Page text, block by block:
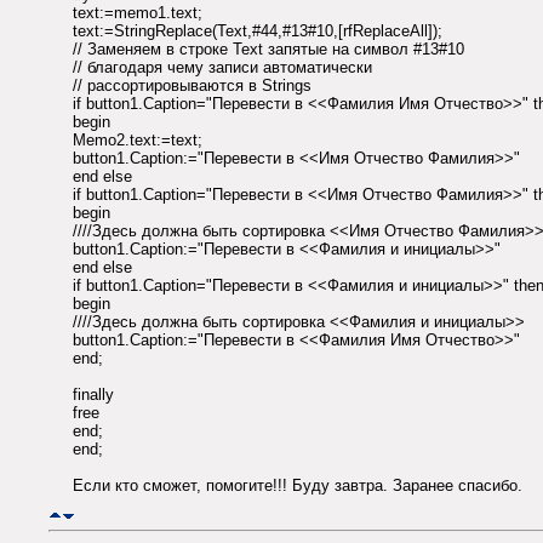
text:=memo1.text;
text:=StringReplace(Text,#44,#13#10,[rfReplaceAll]);
// Заменяем в строке Text запятые на символ #13#10
// благодаря чему записи автоматически
// рассортировываются в Strings
if button1.Caption="Перевести в <<Фамилия Имя Отчество>>"
begin
Memo2.text:=text;
button1.Caption:="Перевести в <<Имя Отчество Фамилия>>"
end else
if button1.Caption="Перевести в <<Имя Отчество Фамилия>>"
begin
////Здесь должна быть сортировка <<Имя Отчество Фамилия>>
button1.Caption:="Перевести в <<Фамилия и инициалы>>"
end else
if button1.Caption="Перевести в <<Фамилия и инициалы>>" then
begin
////Здесь должна быть сортировка <<Фамилия и инициалы>>
button1.Caption:="Перевести в <<Фамилия Имя Отчество>>"
end;
finally
free
end;
end;
Если кто сможет, помогите!!! Буду завтра. Заранее спасибо.